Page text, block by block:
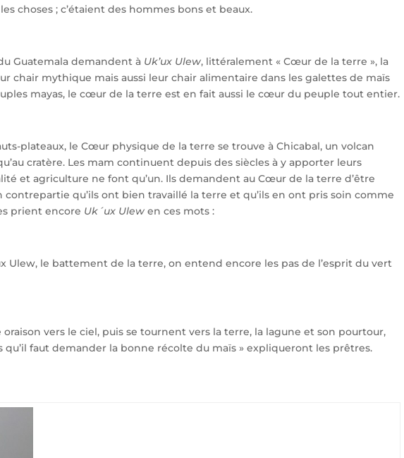
choses ; c’étaient des hommes bons et beaux.
Guatemala demandent à Uk’ux Ulew, littéralement « Cœur de la terre », la
chair mythique mais aussi leur chair alimentaire dans les galettes de maïs
mayas, le cœur de la terre est en fait aussi le cœur du peuple tout entier.
plateaux, le Cœur physique de la terre se trouve à Chicabal, un volcan
cratère. Les mam continuent depuis des siècles à y apporter leurs
et agriculture ne font qu’un. Ils demandent au Cœur de la terre d’être
qu’ils ont bien travaillé la terre et qu’ils en ont pris soin comme
prient encore Uk´ux Ulew en ces mots :
Ulew, le battement de la terre, on entend encore les pas de l’esprit du vert
vers le ciel, puis se tournent vers la terre, la lagune et son pourtour,
qu’il faut demander la bonne récolte du maïs » expliqueront les prêtres.